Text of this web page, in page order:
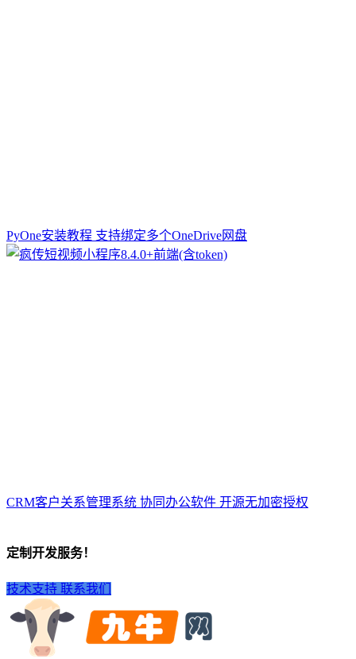
PyOne安装教程 支持绑定多个OneDrive网盘
CRM客户关系管理系统 协同办公软件 开源无加密授权
定制开发服务！
技术支持 联系我们